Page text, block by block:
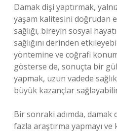
Damak dişi yaptırmak,
yaşam kalitesini doğrudan
sağlığı, bireyin sosyal
sağlığını derinden
yöntemine ve coğrafi
gösterse de, sonuçta bir
yapmak, uzun vadede
büyük kazançlar
Bir sonraki adımda, damak
fazla araştırma yapmayı